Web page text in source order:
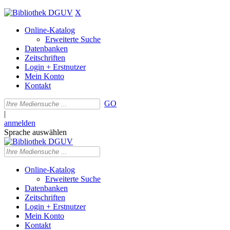
X
Online-Katalog
Erweiterte Suche
Datenbanken
Zeitschriften
Login + Erstnutzer
Mein Konto
Kontakt
GO
|
anmelden
Sprache auswählen
Online-Katalog
Erweiterte Suche
Datenbanken
Zeitschriften
Login + Erstnutzer
Mein Konto
Kontakt